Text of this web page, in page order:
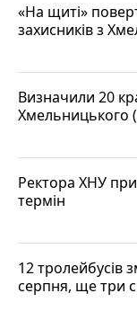
«На щиті»
захисників з
Визначили 20
Хмельницького
Ректора ХНУ
термін
12 тролейбусів
серпня, ще три